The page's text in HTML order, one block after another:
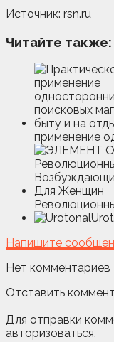
Источник: rsn.ru
Читайте также:
применение
Напишите
Нет комментариев
Отставить
Для отправки
авторизоваться.